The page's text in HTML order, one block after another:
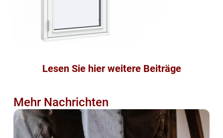
Lesen Sie hier weitere Beiträge
Mehr Nachrichten